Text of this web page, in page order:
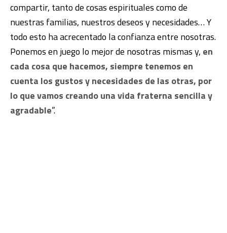
compartir, tanto de cosas espirituales como de
nuestras familias, nuestros deseos y necesidades… Y
todo esto ha acrecentado la confianza entre nosotras.
Ponemos en juego lo mejor de nosotras mismas y, en
cada cosa que hacemos, siempre tenemos en
cuenta los gustos y necesidades de las otras, por
lo que vamos creando una vida fraterna sencilla y
agradable”.